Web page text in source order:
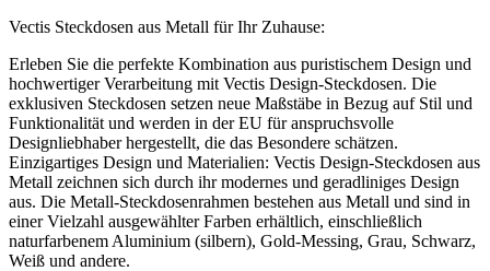
Vectis Steckdosen aus Metall für Ihr Zuhause:
Erleben Sie die perfekte Kombination aus puristischem Design und
hochwertiger Verarbeitung mit Vectis Design-Steckdosen. Die
exklusiven Steckdosen setzen neue Maßstäbe in Bezug auf Stil und
Funktionalität und werden in der EU für anspruchsvolle
Designliebhaber hergestellt, die das Besondere schätzen.
Einzigartiges Design und Materialien: Vectis Design-Steckdosen aus
Metall zeichnen sich durch ihr modernes und geradliniges Design
aus. Die Metall-Steckdosenrahmen bestehen aus Metall und sind in
einer Vielzahl ausgewählter Farben erhältlich, einschließlich
naturfarbenem Aluminium (silbern), Gold-Messing, Grau, Schwarz,
Weiß und andere.